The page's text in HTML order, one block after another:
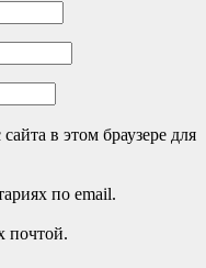
в этом браузере для
по email.
почтой.